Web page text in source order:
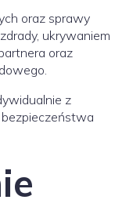
oraz sprawy
ukrywaniem
oraz
z
bezpieczeństwa